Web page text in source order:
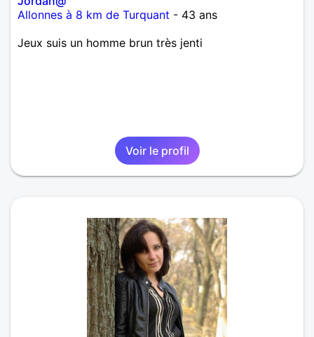
Allonnes à 8 km de Turquant - 43 ans
Jeux suis un homme brun très jenti
Voir le profil